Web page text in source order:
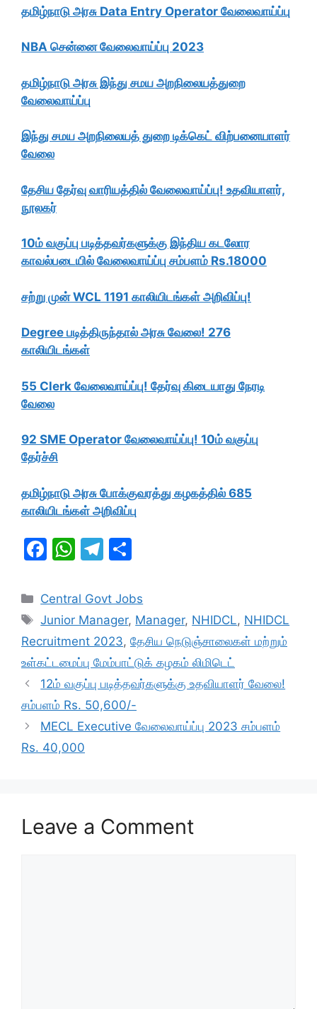
தமிழ்நாடு அரசு Data Entry Operator வேலைவாய்ப்பு
NBA சென்னை வேலைவாய்ப்பு 2023
தமிழ்நாடு அரசு இந்து சமய அறநிலையத்துறை
வேலைவாய்ப்பு
இந்து சமய அறநிலையத் துறை டிக்கெட் விற்பனையாளர்
வேலை
தேசிய தேர்வு வாரியத்தில் வேலைவாய்ப்பு! உதவியாளர்,
நூலகர்
10ம் வகுப்பு படித்தவர்களுக்கு இந்திய கடலோர
காவல்படையில் வேலைவாய்ப்பு சம்பளம் Rs.18000
சற்று முன் WCL 1191 காலியிடங்கள் அறிவிப்பு!
Degree படித்திருந்தால் அரசு வேலை! 276
காலியிடங்கள்
55 Clerk வேலைவாய்ப்பு! தேர்வு கிடையாது நேரடி
வேலை
92 SME Operator வேலைவாய்ப்பு! 10ம் வகுப்பு
தேர்ச்சி
தமிழ்நாடு அரசு போக்குவரத்து கழகத்தில் 685
காலியிடங்கள் அறிவிப்பு
F
c
e
b
o
o
k
W
at
s
A
p
p
T
e
gr
a
m
ar
e
Categories
Central Govt Jobs
Tags
Junior Manager, Manager, NHIDCL, NHIDCL
Recruitment 2023, தேசிய நெடுஞ்சாலைகள் மற்றும்
உள்கட்டமைப்பு மேம்பாட்டுக் கழகம் லிமிடெட்
12ம் வகுப்பு படித்தவர்களுக்கு உதவியாளர் வேலை!
சம்பளம் Rs. 50,600/-
MECL Executive வேலைவாய்ப்பு 2023 சம்பளம்
Rs. 40,000
Leave a Comment